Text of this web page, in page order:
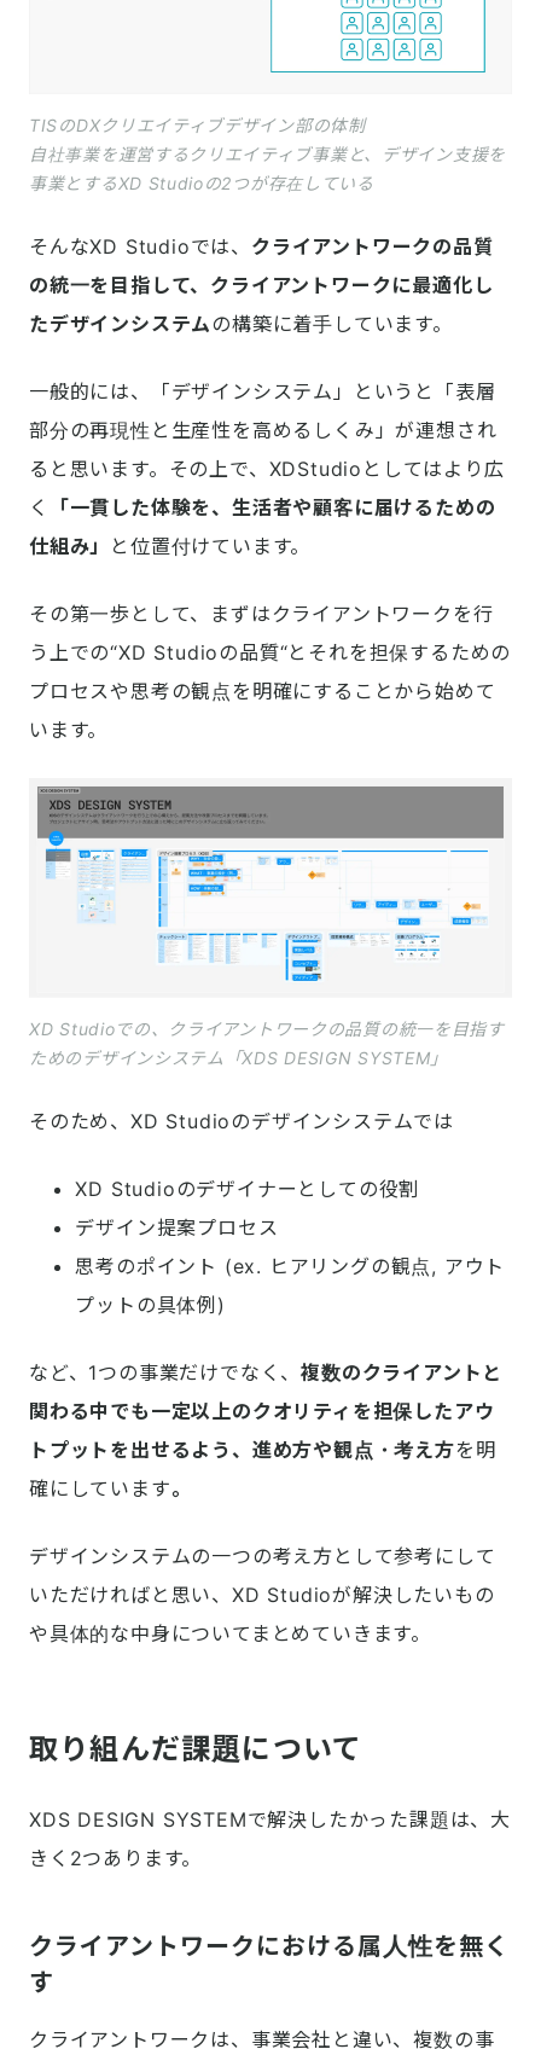
TISのDXクリエイティブデザイン部の体制
自社事業を運営するクリエイティブ事業と、デザイン支援を
事業とするXD Studioの2つが存在している
そんなXD Studioでは、 クライアントワークの品質
の統一を目指して、クライアントワークに最適化し
たデザインシステムの構築に着手しています。
一般的には、「デザインシステム」というと「表層
部分の再現性と生産性を高めるしくみ」が連想され
ると思います。その上で、XDStudioとしてはより広
く
「一貫した体験を、生活者や顧客に届けるための
仕組み」
と位置付けています。
その第一歩として、まずはクライアントワークを行
う上での“XD Studioの品質“とそれを担保するための
プロセスや思考の観点を明確にすることから始めて
います。
XD Studioでの、クライアントワークの品質の統一を目指す
ためのデザインシステム「XDS DESIGN SYSTEM」
そのため、XD Studioのデザインシステムでは
XD Studioのデザイナーとしての役割
デザイン提案プロセス
思考のポイント (ex. ヒアリングの観点, アウト
プットの具体例)
など、1つの事業だけでなく、複数のクライアントと
関わる中でも一定以上のクオリティを担保したアウ
トプットを出せるよう、進め方や観点・考え方を明
確にしています。
デザインシステムの一つの考え方として参考にして
いただければと思い、XD Studioが解決したいもの
や具体的な中身についてまとめていきます。
取り組んだ課題について
XDS DESIGN SYSTEMで解決したかった課題は、大
きく2つあります。
クライアントワークにおける属人性を無く
す
クライアントワークは、事業会社と違い、複数の事